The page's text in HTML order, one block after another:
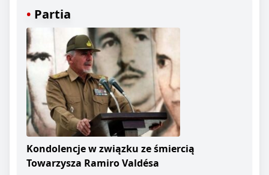
Partia
Kondolencje w związku ze śmiercią
Towarzysza Ramiro Valdésa